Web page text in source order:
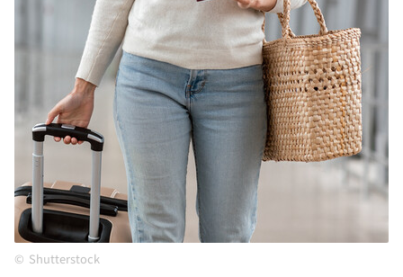
Shutterstock